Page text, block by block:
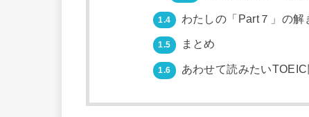
1.4 わたしの「Part７」の解
1.5 まとめ
1.6 あわせて読みたいTOEIC